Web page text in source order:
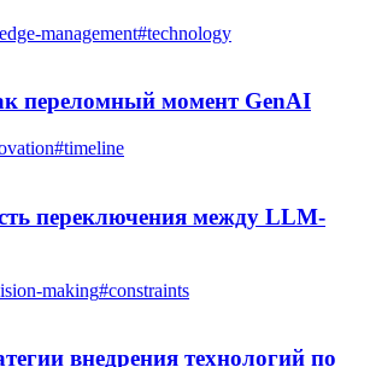
management#technology
переломный момент GenAI
#timeline
переключения между LLM-
making#constraints
внедрения технологий по